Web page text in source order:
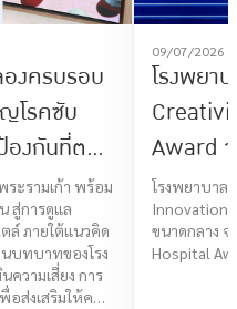
งครบรอบ
โรคซับ
งกันที่ตอบ
ด “SELF-
ะรามเก้า พร้อม
สู่การดูแล
ล์ ภายใต้แนวคิด
อนบทบาทของโรง
วามเสี่ยง การ
ส่งเสริมให้คน
09/07/2026
โรงพยา
Award
โรงพยาบาล
Innovation
ขนาดกลาง จ
Hospital